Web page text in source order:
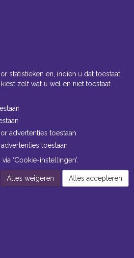
statistieken en, indien u dat toestaat,
zelf wat u wel en niet toestaat.
advertenties toestaan
toestaan
‘Cookie-instellingen’.
Alles weigeren Alles accepteren